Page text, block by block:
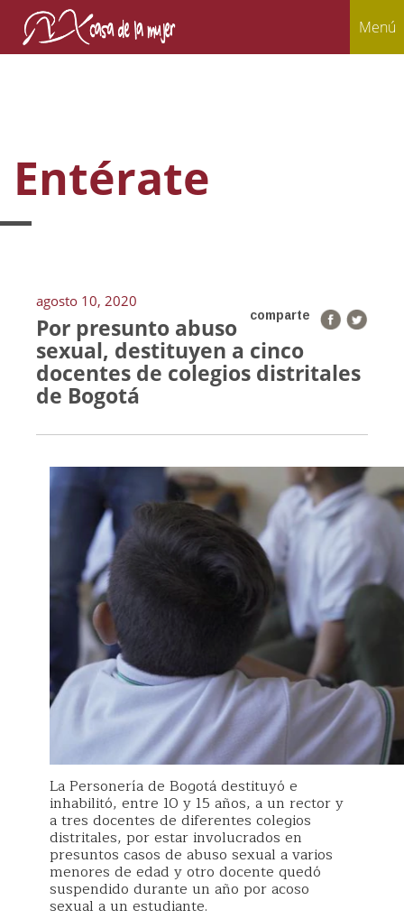
Menú
Entérate
agosto 10, 2020
comparte
Por presunto abuso
sexual, destituyen a cinco
docentes de colegios distritales
de Bogotá
La Personería de Bogotá destituyó e
inhabilitó, entre 10 y 15 años, a un rector y
a tres docentes de diferentes colegios
distritales, por estar involucrados en
presuntos casos de abuso sexual a varios
menores de edad y otro docente quedó
suspendido durante un año por acoso
sexual a un estudiante.